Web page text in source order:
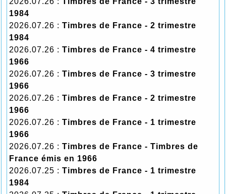
1984
2026.07.26 : Timbres de France - 2 trimestre
1984
2026.07.26 : Timbres de France - 4 trimestre
1966
2026.07.26 : Timbres de France - 3 trimestre
1966
2026.07.26 : Timbres de France - 2 trimestre
1966
2026.07.26 : Timbres de France - 1 trimestre
1966
2026.07.26 : Timbres de France - Timbres de
France émis en 1966
2026.07.25 : Timbres de France - 1 trimestre
1984